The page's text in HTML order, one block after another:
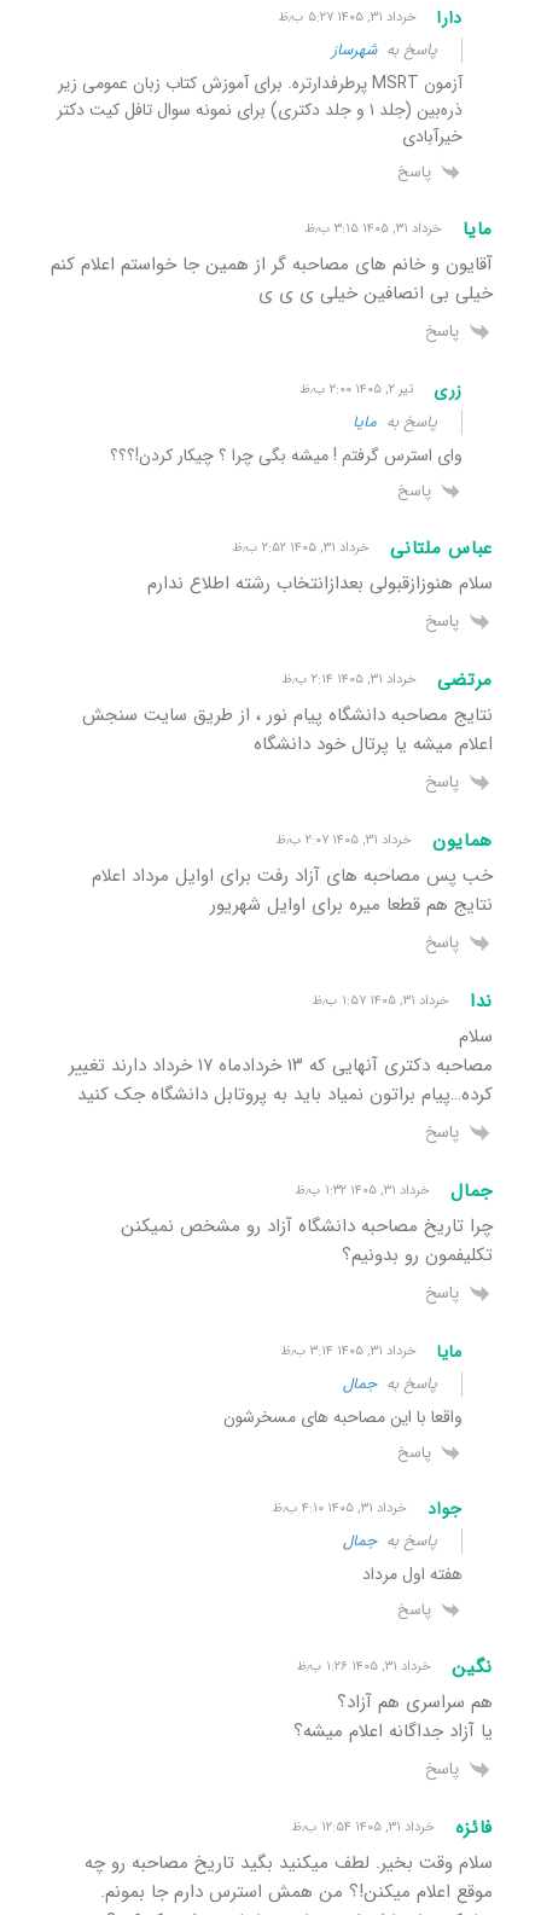
دارا خرداد ۳۱, ۱۴۰۵ ۵:۲۷ ب٫ظ
پاسخ بهشهرساز
آزمون MSRT پرطرفدارتره. برای آموزش کتاب زبان عمومی زیر
ذره‌بین (جلد ۱ و جلد دکتری) برای نمونه سوال تافل کیت دکتر
خیرآبادی
پاسخ
مایا خرداد ۳۱, ۱۴۰۵ ۳:۱۵ ب٫ظ
آقایون و خانم های مصاحبه گر از همین جا خواستم اعلام کنم
خیلی بی انصافین خیلی ی ی ی
پاسخ
زری تیر ۲, ۱۴۰۵ ۲:۰۰ ب٫ظ
پاسخ به مایا
وای استرس گرفتم ! میشه بگی چرا ؟ چیکار کردن!؟؟؟
پاسخ
عباس ملتانی خرداد ۳۱, ۱۴۰۵ ۲:۵۲ ب٫ظ
سلام هنوزازقبولی بعدازانتخاب رشته اطلاع ندارم
پاسخ
مرتضی خرداد ۳۱, ۱۴۰۵ ۲:۱۴ ب٫ظ
نتایج مصاحبه دانشگاه پیام نور ، از طریق سایت سنجش
اعلام میشه یا پرتال خود دانشگاه
پاسخ
همایون خرداد ۳۱, ۱۴۰۵ ۲:۰۷ ب٫ظ
خب پس مصاحبه های آزاد رفت برای اوایل مرداد اعلام
نتایج هم قطعا میره برای اوایل شهریور
پاسخ
ندا خرداد ۳۱, ۱۴۰۵ ۱:۵۷ ب٫ظ
سلام
مصاحبه دکتری آنهایی که ۱۳ خردادماه ۱۷ خرداد دارند تغییر
کرده…پیام براتون نمیاد باید به پروتابل دانشگاه جک کنید
پاسخ
جمال خرداد ۳۱, ۱۴۰۵ ۱:۳۲ ب٫ظ
چرا تاریخ مصاحبه دانشگاه آزاد رو مشخص نمیکنن
تکلیفمون رو بدونیم؟
پاسخ
مایا خرداد ۳۱, ۱۴۰۵ ۳:۱۴ ب٫ظ
پاسخ بهجمال
واقعا با این مصاحبه های مسخرشون
پاسخ
جواد خرداد ۳۱, ۱۴۰۵ ۴:۱۰ ب٫ظ
پاسخ بهجمال
هفته اول مرداد
پاسخ
نگین خرداد ۳۱, ۱۴۰۵ ۱:۲۶ ب٫ظ
هم سراسری هم آزاد؟
یا آزاد جداگانه اعلام میشه؟
پاسخ
فائزه خرداد ۳۱, ۱۴۰۵ ۱۲:۵۴ ب٫ظ
سلام وقت بخیر. لطف میکنید بگید تاریخ مصاحبه رو چه
موقع اعلام میکنن!؟ من همش استرس دارم جا بمونم.